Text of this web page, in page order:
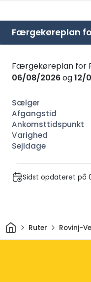
Færgekøreplan
Færgekøreplan for
06/08/2026og12/
Sidst opdateret på
HjemRuter Rovinj-